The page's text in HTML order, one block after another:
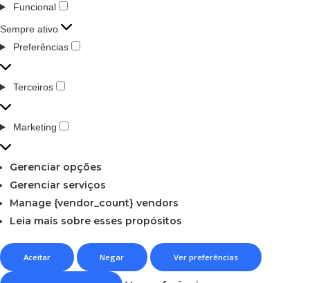
Funcional
Sempre ativo
Preferências
Terceiros
Marketing
Gerenciar opções
Gerenciar serviços
Manage {vendor_count} vendors
Leia mais sobre esses propósitos
Aceitar Negar Ver preferências